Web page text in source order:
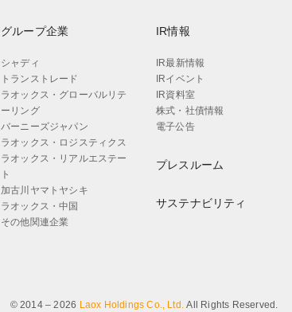
グループ企業
シャディ
トランストレード
ラオックス・グローバルリテ
ーリング
バーニーズジャパン
ラオックス・ロジスティクス
ラオックス・リアルエステー
ト
加古川ヤマトヤシキ
ラオックス・中国
その他関連企業
IR情報
IR最新情報
IRイベント
IR資料室
株式・社債情報
電子公告
プレスルーム
サステナビリティ
© 2014 – 2026 Laox Holdings Co., Ltd. All Rights Reserved.